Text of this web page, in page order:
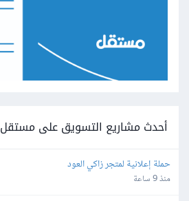
أحدث مشاريع التسويق على مستقل
حملة إعلانية لمتجر زاكي العود
منذ 9 ساعة